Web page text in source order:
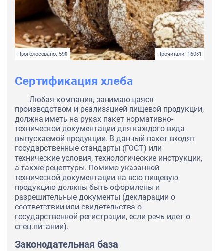
Проголосовано: 590 Прочитали: 16081
Сертификация хлеба
Любая компания, занимающаяся
производством и реализацией пищевой продукции,
должна иметь на руках пакет нормативно-
технической документации для каждого вида
выпускаемой продукции. В данный пакет входят
государственные стандарты (ГОСТ) или
технические условия, технологические инструкции,
а также рецептуры. Помимо указанной
технической документации на всю пищевую
продукцию должны быть оформлены и
разрешительные документы (декларации о
соответствии или свидетельства о
государственной регистрации, если речь идет о
спец.питании).
Законодательная база